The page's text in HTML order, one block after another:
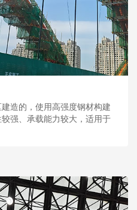
造的，使用高强度钢材构建
强、承载能力较大，适用于